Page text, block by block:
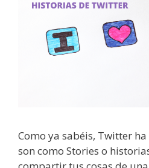
Como ya sabéis, Twitter
son como Stories o